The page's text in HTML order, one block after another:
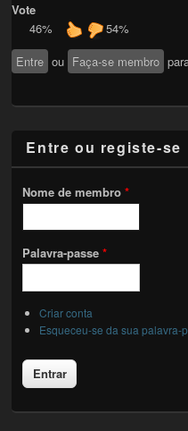
Vote
46%
54%
Entre ou Faça-se membro
Entre ou registe-se
Nome de membro*
Palavra-passe*
Criar conta
Esqueceu-se da sua palavra-